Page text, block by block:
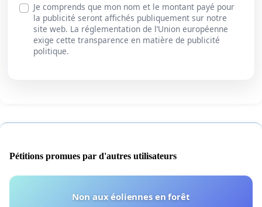
Je comprends que mon nom et le montant payé pour
la publicité seront affichés publiquement sur notre
site web. La réglementation de l’Union européenne
exige cette transparence en matière de publicité
politique.
Pétitions promues par d'autres utilisateurs
Non aux éoliennes en forêt